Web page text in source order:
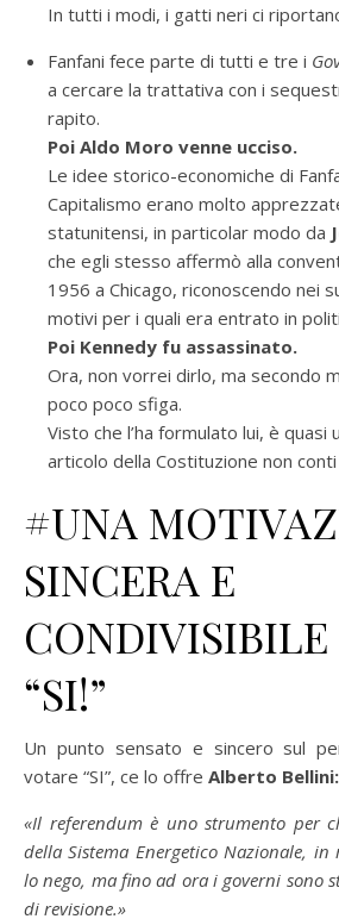
In tutti i modi, i gatti neri ci
Fanfani fece parte di tutti e tre i
a cercare la trattativa con i
rapito.
Poi Aldo Moro venne ucciso.
Le idee storico-economiche di
Capitalismo erano molto
statunitensi, in particolar modo da
che egli stesso affermò alla
1956 a Chicago, riconoscendo nei
motivi per i quali era entrato in
Poi Kennedy fu assassinato.
Ora, non vorrei dirlo, ma secondo
poco poco sfiga.
Visto che l’ha formulato lui, è quasi
articolo della Costituzione non
#UNA
SINCERA E
CONDIVISIBILE
“SI!”
Un punto sensato e sincero sul
votare “SI”, ce lo offre Alberto Bellini:
«Il referendum è uno strumento per
della Sistema Energetico Nazionale,
lo nego, ma fino ad ora i governi sono
di revisione.»